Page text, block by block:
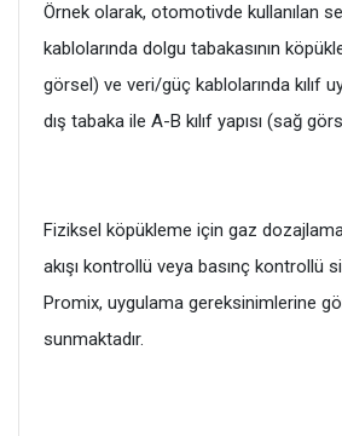
Örnek olarak, otomotivde kullanılan
kablolarında dolgu tabakasının
görsel) ve veri/güç kablolarında kılıf
dış tabaka ile A-B kılıf yapısı (sağ
Fiziksel köpükleme için gaz
akışı kontrollü veya basınç kontrollü
Promix, uygulama gereksinimlerine
sunmaktadır.